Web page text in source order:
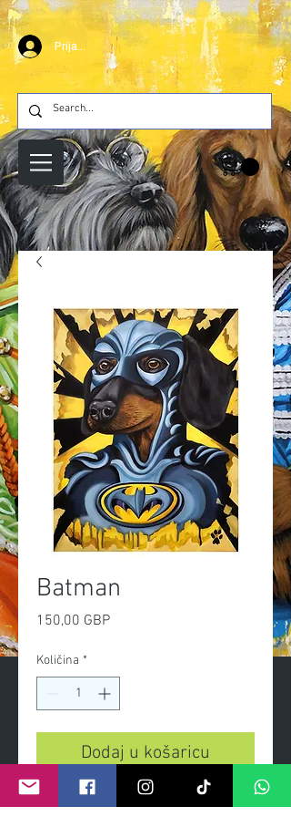
Prijava
Batman
150,00 GBPCijena
Količina *
Dodaj u košaricu
- Limited edition print on heavy